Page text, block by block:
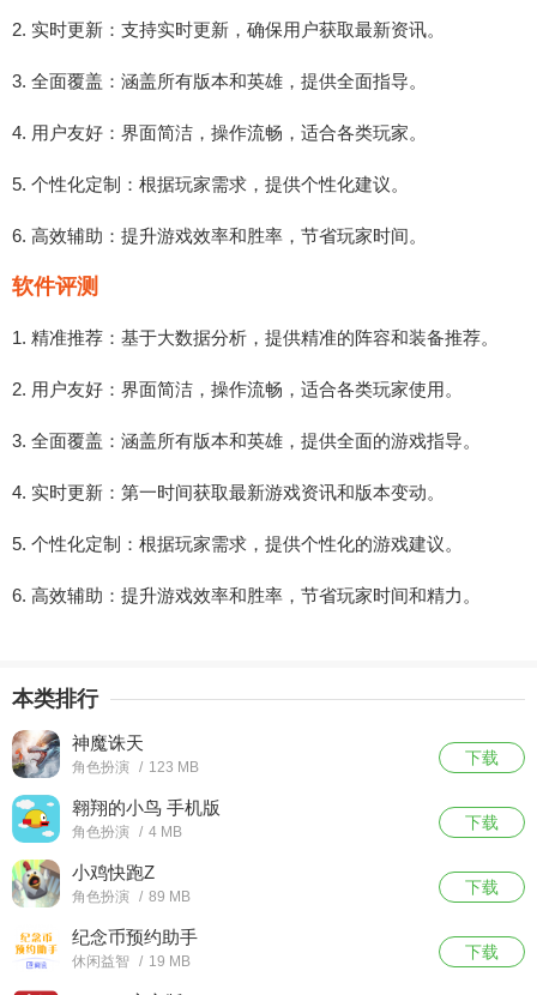
2. 实时更新：支持实时更新，确保用户获取最新资讯。
3. 全面覆盖：涵盖所有版本和英雄，提供全面指导。
4. 用户友好：界面简洁，操作流畅，适合各类玩家。
5. 个性化定制：根据玩家需求，提供个性化建议。
6. 高效辅助：提升游戏效率和胜率，节省玩家时间。
软件评测
1. 精准推荐：基于大数据分析，提供精准的阵容和装备推荐。
2. 用户友好：界面简洁，操作流畅，适合各类玩家使用。
3. 全面覆盖：涵盖所有版本和英雄，提供全面的游戏指导。
4. 实时更新：第一时间获取最新游戏资讯和版本变动。
5. 个性化定制：根据玩家需求，提供个性化的游戏建议。
6. 高效辅助：提升游戏效率和胜率，节省玩家时间和精力。
本类排行
神魔诛天
角色扮演 / 123 MB 下载
翱翔的小鸟 手机版
角色扮演 / 4 MB 下载
小鸡快跑Z
角色扮演 / 89 MB 下载
纪念币预约助手
休闲益智 / 19 MB 下载